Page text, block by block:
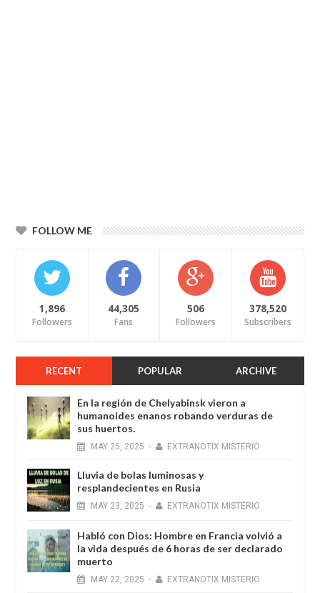
FOLLOW ME
1,896
Followers
44,305
Fans
506
Followers
378,520
Subscribers
RECENT POPULAR ARCHIVE
En la región de Chelyabinsk vieron a
humanoides enanos robando verduras de
sus huertos.
MAY 25, 2025 - EXTRANOTIX MISTERIO
Lluvia de bolas luminosas y
resplandecientes en Rusia
MAY 23, 2025 - EXTRANOTIX MISTERIO
Habló con Dios: Hombre en Francia volvió a
la vida después de 6 horas de ser declarado
muerto
MAY 22, 2025 - EXTRANOTIX MISTERIO